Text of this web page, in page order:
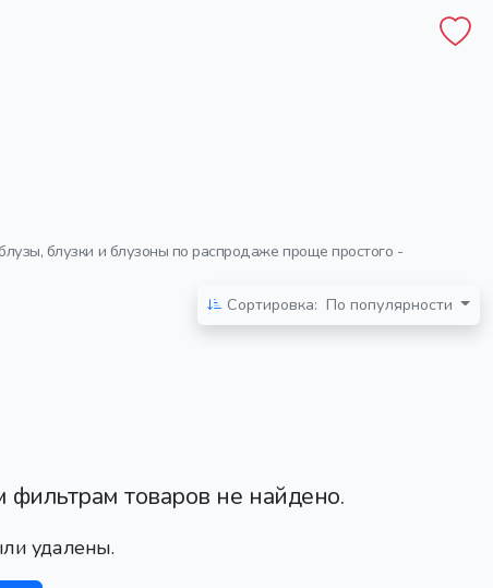
блузки и блузоны по распродаже проще простого -
Сортировка: По популярности
товаров не найдено.
удалены.